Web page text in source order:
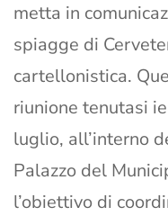
metta in
spiagge di
cartellonistica.
riunione tenutasi
luglio, all’interno
Palazzo del
l’obiettivo di